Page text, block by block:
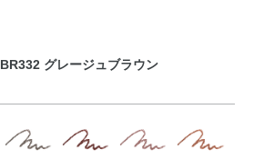
BR332 グレージュブラウン